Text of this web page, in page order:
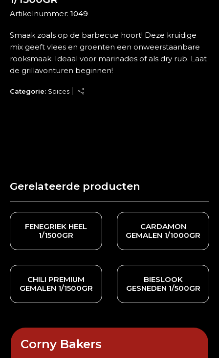
Artikelnummer: 1049
Smaak zoals op de barbecue hoort! Deze kruidige
mix geeft vlees en groenten een onweerstaanbare
rooksmaak. Ideaal voor marinades of als dry rub. Laat
de grillavonturen beginnen!
Categorie: Spices
Gerelateerde producten
FENEGRIEK HEEL
1/1500GR
CARDAMON
GEMALEN 1/1000GR
CHILI PREMIUM
GEMALEN 1/1500GR
BIESLOOK
GESNEDEN 1/500GR
Corny Bakers